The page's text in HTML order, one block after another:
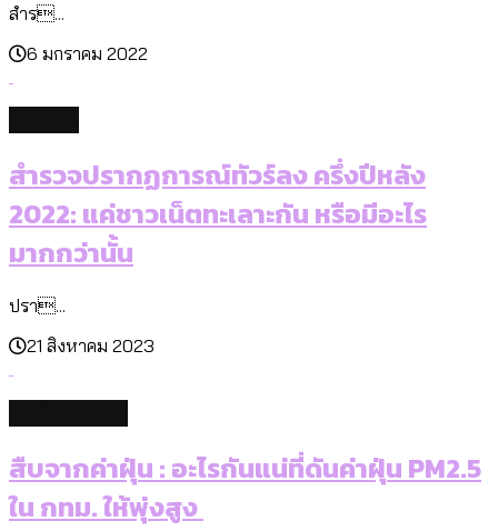
สำร...
6 มกราคม 2022
สำรวจปรากฏการณ์ทัวร์ลง ครึ่งปีหลัง
2022: แค่ชาวเน็ตทะเลาะกัน หรือมีอะไร
มากกว่านั้น
ปรา...
21 สิงหาคม 2023
สืบจากค่าฝุ่น : อะไรกันแน่ที่ดันค่าฝุ่น PM2.5
ใน กทม. ให้พุ่งสูง